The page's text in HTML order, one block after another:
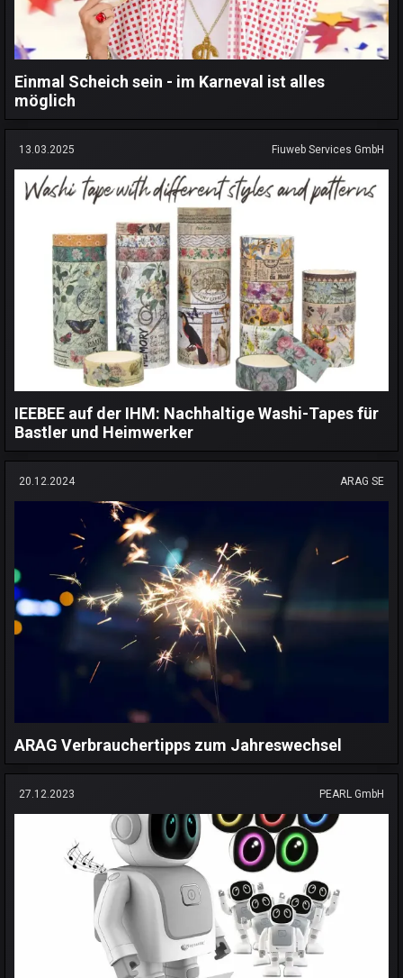
Einmal Scheich sein - im Karneval ist alles
möglich
13.03.2025 Fiuweb Services GmbH
IEEBEE auf der IHM: Nachhaltige Washi-Tapes für
Bastler und Heimwerker
20.12.2024 ARAG SE
ARAG Verbrauchertipps zum Jahreswechsel
27.12.2023 PEARL GmbH